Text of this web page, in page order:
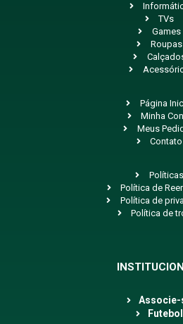
TVs
Games
Roupas
Página
Minha
Meus
Contato
Políticas
Política de
Política de
Política de
Associe-
Futebol